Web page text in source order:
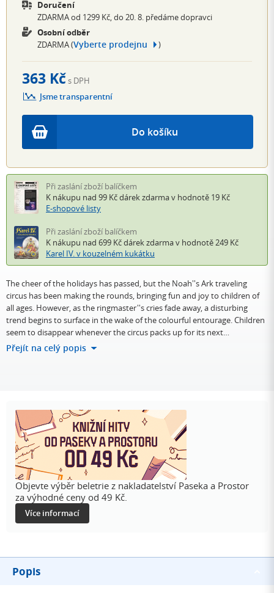
Doručení
ZDARMA od 1299 Kč, do 20. 8. předáme dopravci
Osobní odběr
ZDARMA (Vyberte prodejnu )
Do košíku
363 Kčs DPH
Jsme transparentní
Při zaslání zboží balíčkem
K nákupu nad 99 Kčdárek zdarmav hodnotě 19 Kč
E-shopové listy
Při zaslání zboží balíčkem
K nákupu nad 699 Kčdárek zdarmav hodnotě 249 Kč
Karel IV. v kouzelném kukátku
The cheer of the holidays has passed, but the Noah''s Ark traveling
circus has been making the rounds, bringing fun and joy to children of
all ages. However, as the ringmaster''s cries fade away, a disturbing
trend begins to surface in the wake of the colourful entourage. Children
seem to disappear whenever the circus packs up for its next…
Přejít na celý popis
Objevte výběr beletrie z nakladatelství Paseka a Prostor
za výhodné ceny od 49 Kč.
Více informací
Popis